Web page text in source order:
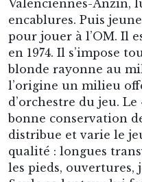
de France dès sa
place de vice-
une saison
obtient l’étoile d’or
joueur français
en Coupe de l’UEFA
Son entraîneur de
reculer sur le terrain,
libéro. Il excelle à ce
offensives lensoises
KaiserBeckenbauer.